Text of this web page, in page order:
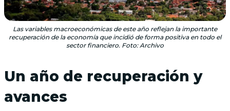
Las variables macroeconómicas de este año reflejan la importante
recuperación de la economía que incidió de forma positiva en todo el
sector financiero. Foto: Archivo
Un año de recuperación y
avances